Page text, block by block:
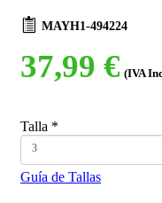
MAYH1-494224
37,99 € (IVA
Talla *
3
Guía de Tallas